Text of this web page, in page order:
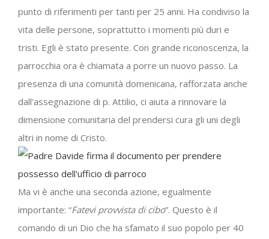
punto di riferimenti per tanti per 25 anni. Ha condiviso la
vita delle persone, soprattutto i momenti più duri e
tristi. Egli è stato presente. Con grande riconoscenza, la
parrocchia ora è chiamata a porre un nuovo passo. La
presenza di una comunità domenicana, rafforzata anche
dall’assegnazione di p. Attilio, ci aiuta a rinnovare la
dimensione comunitaria del prendersi cura gli uni degli
altri in nome di Cristo.
Ma vi è anche una seconda azione, egualmente
importante: “Fatevi provvista di cibo”. Questo è il
comando di un Dio che ha sfamato il suo popolo per 40